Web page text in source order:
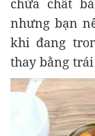
chứa chất
nhưng bạn
khi đang
thay bằng